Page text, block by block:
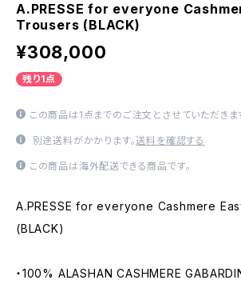
A.PRESSE for everyone
Trousers (BLACK)
¥308,000
残り1点
この商品は1点までのご注文とさせていただきま
別途送料がかかります。送料を確認する
この商品は海外配送できる商品です。
A.PRESSE for everyone Cashmere
(BLACK)
・100% ALASHAN CASHMERE